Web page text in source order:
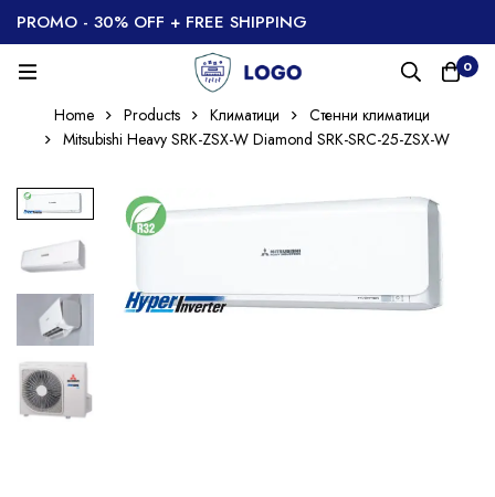
PROMO - 30% OFF + FREE SHIPPING
0
Home Products Климатици
Стенни климатици
Mitsubishi Heavy SRK-ZSX-W Diamond SRK-SRC-25-ZSX-W